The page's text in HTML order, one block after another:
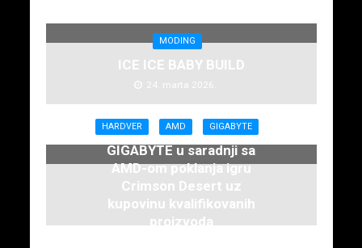
MODING
ICE ICE BABY BUILD
24. marta 2026.
HARDVER AMD GIGABYTE
GIGABYTE u saradnji sa
AMD-om poklanja igru
Crimson Desert uz
kupovinu kvalifikovanih
proizvoda